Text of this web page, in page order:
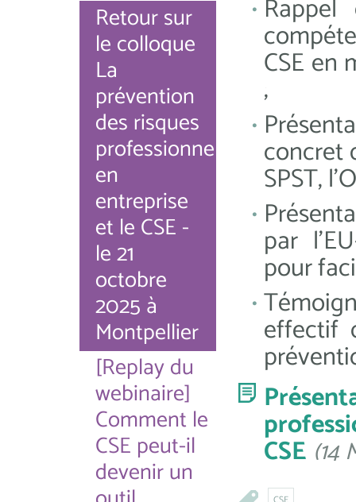
Retour sur
le colloque
La
prévention
des risques
professionnels
en
entreprise
et le CSE -
le 21
octobre
2025 à
Montpellier
[Replay du
webinaire]
Comment le
CSE peut-il
devenir un
CSE en
;
concret
SPST,
par
pour
effectif
CSE (14